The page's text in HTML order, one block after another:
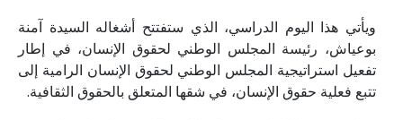
ويأتي هذا اليوم الدراسي، الذي ستفتتح أشغاله السيدة آمنة
بوعياش، رئيسة المجلس الوطني لحقوق الإنسان، في إطار
تفعيل استراتيجية المجلس الوطني لحقوق الإنسان الرامية إلى
تتبع فعلية حقوق الإنسان، في شقها المتعلق بالحقوق الثقافية.